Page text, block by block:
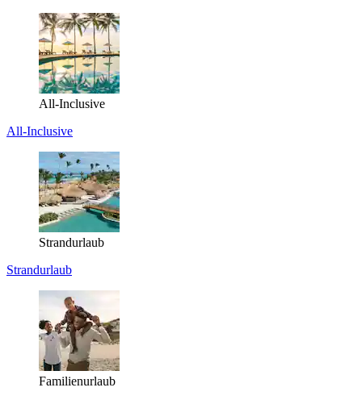
All-Inclusive
All-Inclusive
Strandurlaub
Strandurlaub
Familienurlaub